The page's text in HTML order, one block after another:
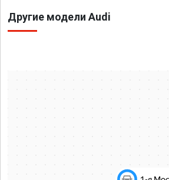
Другие модели Audi